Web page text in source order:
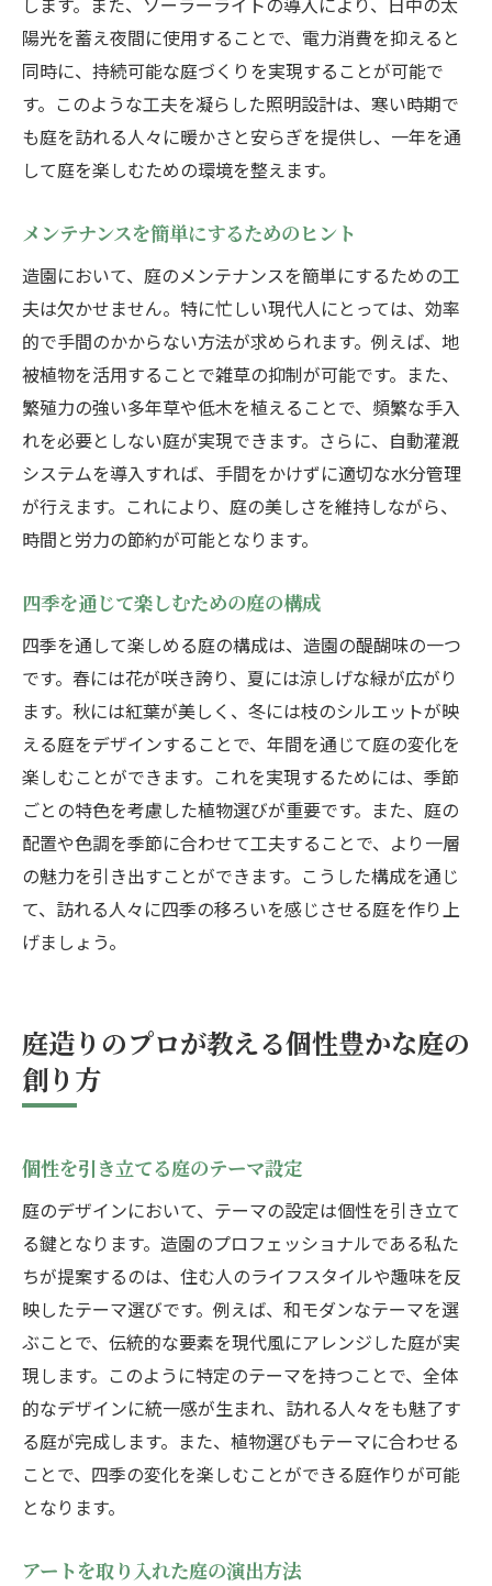
陽光を蓄え夜間に使用することで、電力消費を抑えると
同時に、持続可能な庭づくりを実現することが可能で
す。このような工夫を凝らした照明設計は、寒い時期で
も庭を訪れる人々に暖かさと安らぎを提供し、一年を通
して庭を楽しむための環境を整えます。
メンテナンスを簡単にするためのヒント
造園において、庭のメンテナンスを簡単にするための工
夫は欠かせません。特に忙しい現代人にとっては、効率
的で手間のかからない方法が求められます。例えば、地
被植物を活用することで雑草の抑制が可能です。また、
繁殖力の強い多年草や低木を植えることで、頻繁な手入
れを必要としない庭が実現できます。さらに、自動灌漑
システムを導入すれば、手間をかけずに適切な水分管理
が行えます。これにより、庭の美しさを維持しながら、
時間と労力の節約が可能となります。
四季を通じて楽しむための庭の構成
四季を通して楽しめる庭の構成は、造園の醍醐味の一つ
です。春には花が咲き誇り、夏には涼しげな緑が広がり
ます。秋には紅葉が美しく、冬には枝のシルエットが映
える庭をデザインすることで、年間を通じて庭の変化を
楽しむことができます。これを実現するためには、季節
ごとの特色を考慮した植物選びが重要です。また、庭の
配置や色調を季節に合わせて工夫することで、より一層
の魅力を引き出すことができます。こうした構成を通じ
て、訪れる人々に四季の移ろいを感じさせる庭を作り上
げましょう。
庭造りのプロが教える個性豊かな庭の
創り方
個性を引き立てる庭のテーマ設定
庭のデザインにおいて、テーマの設定は個性を引き立て
る鍵となります。造園のプロフェッショナルである私た
ちが提案するのは、住む人のライフスタイルや趣味を反
映したテーマ選びです。例えば、和モダンなテーマを選
ぶことで、伝統的な要素を現代風にアレンジした庭が実
現します。このように特定のテーマを持つことで、全体
的なデザインに統一感が生まれ、訪れる人々をも魅了す
る庭が完成します。また、植物選びもテーマに合わせる
ことで、四季の変化を楽しむことができる庭作りが可能
となります。
アートを取り入れた庭の演出方法